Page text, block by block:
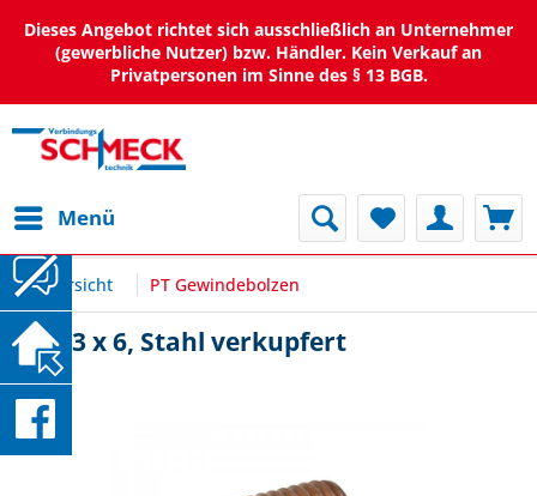
Dieses Angebot richtet sich ausschließlich an Unternehmer
(gewerbliche Nutzer) bzw. Händler. Kein Verkauf an
Privatpersonen im Sinne des § 13 BGB.
Menü
Übersicht PT Gewindebolzen
PT M3 x 6, Stahl verkupfert